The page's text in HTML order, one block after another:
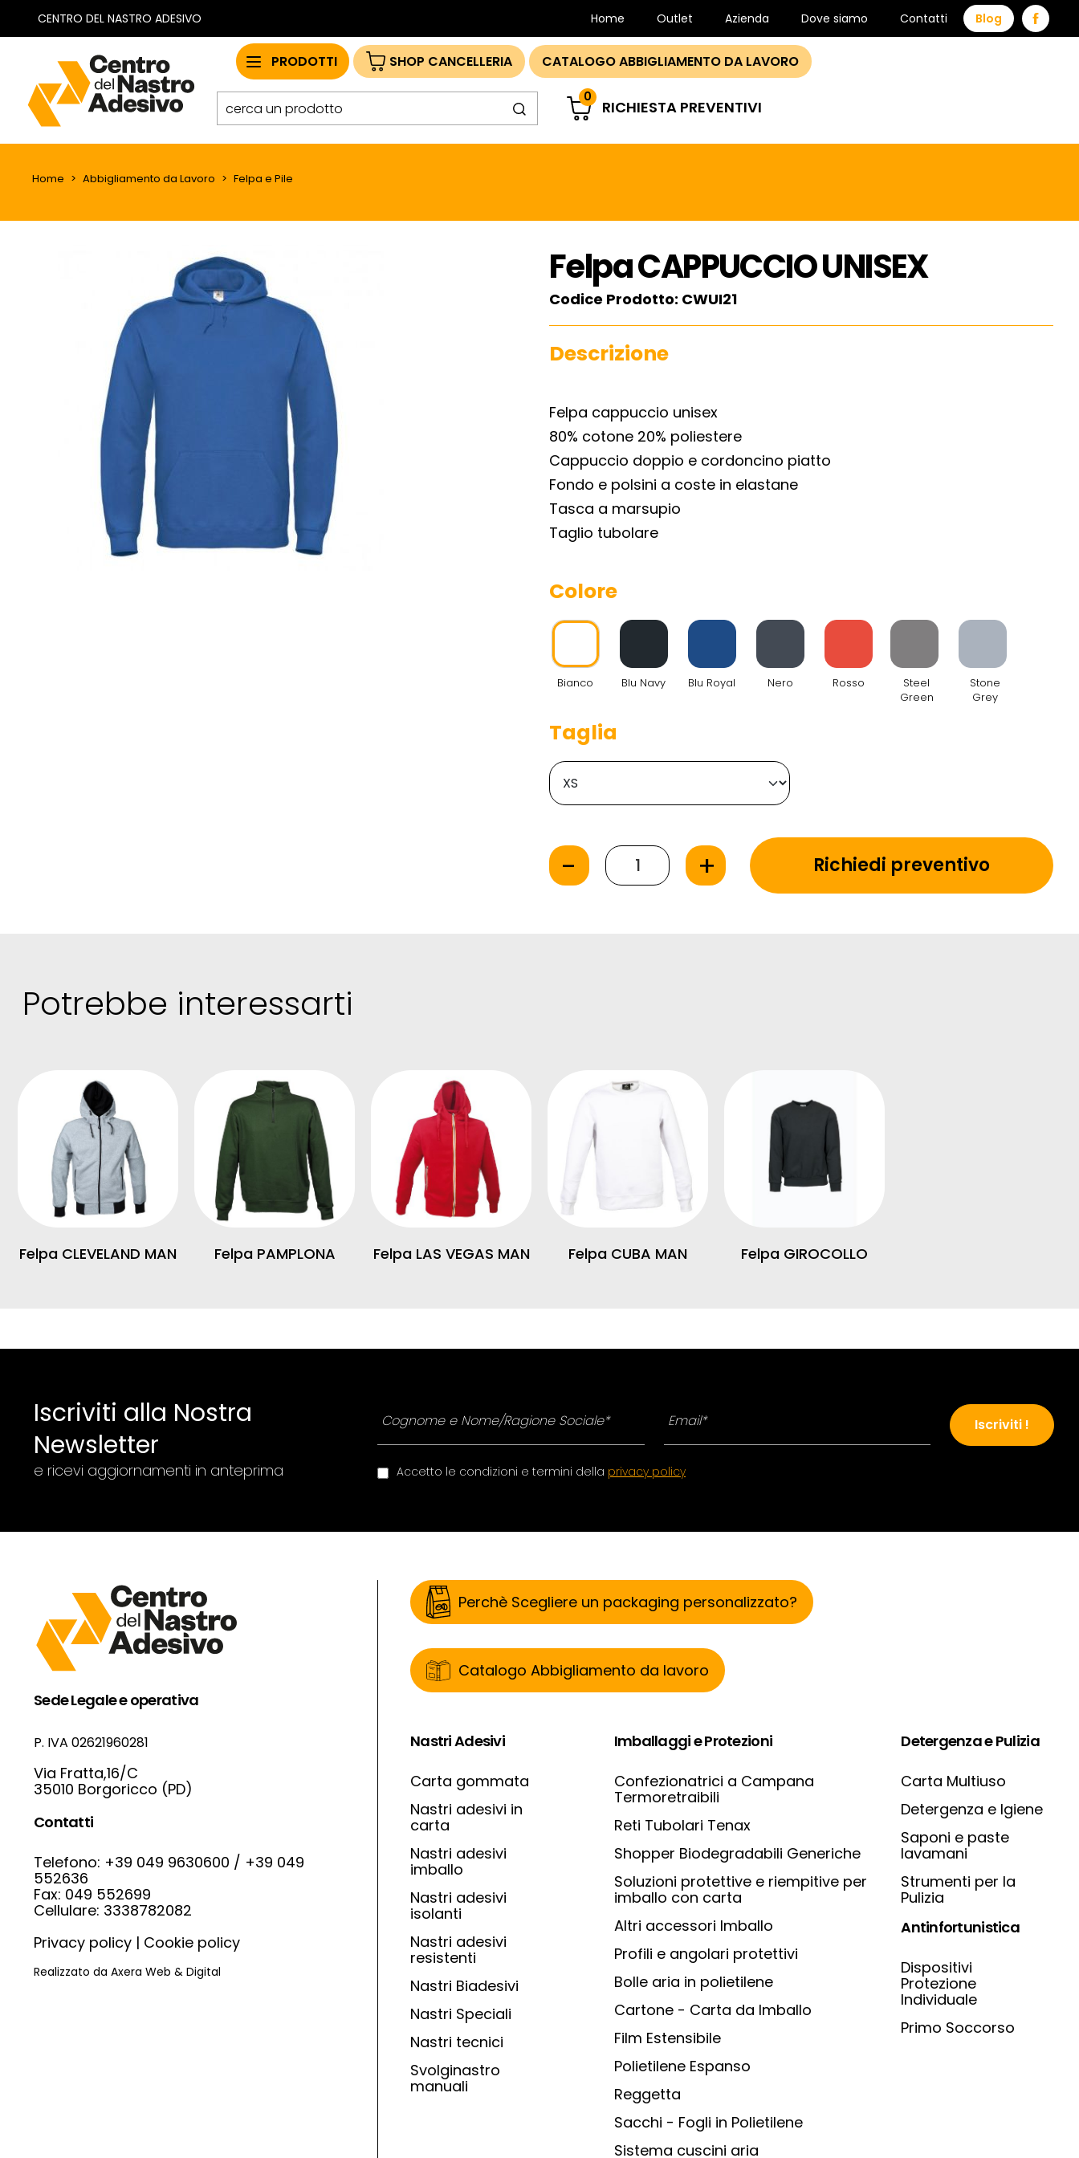
CENTRO DEL NASTRO ADESIVO Home Outlet Azienda Dove siamo Contatti Blog
PRODOTTI SHOP CANCELLERIA CATALOGO ABBIGLIAMENTO DA LAVORO
0
RICHIESTA PREVENTIVI
Home Abbigliamento da Lavoro Felpa e Pile
Felpa CAPPUCCIO UNISEX
Codice Prodotto: CWUI21
Descrizione
Felpa cappuccio unisex
80% cotone 20% poliestere
Cappuccio doppio e cordoncino piatto
Fondo e polsini a coste in elastane
Tasca a marsupio
Taglio tubolare
Colore
Bianco Blu Navy Blu Royal Nero Rosso
Steel
Green
Stone
Grey
Taglia
- + Richiedi preventivo
Potrebbe interessarti
Felpa CLEVELAND MAN Felpa PAMPLONA Felpa LAS VEGAS MAN Felpa CUBA MAN Felpa GIROCOLLO
Iscriviti alla Nostra
Newsletter
e ricevi aggiornamenti in anteprima
Iscriviti !
Accetto le condizioni e termini della privacy policy
Sede Legale e operativa
P. IVA 02621960281
Via Fratta,16/C
35010 Borgoricco (PD)
Contatti
Telefono: +39 049 9630600 / +39 049
552636
Fax: 049 552699
Cellulare: 3338782082
Privacy policy | Cookie policy
Realizzato da Axera Web & Digital
Perchè Scegliere un packaging personalizzato?
Catalogo Abbigliamento da lavoro
Nastri Adesivi
Carta gommata
Nastri adesivi in
carta
Nastri adesivi
imballo
Nastri adesivi
isolanti
Nastri adesivi
resistenti
Nastri Biadesivi
Nastri Speciali
Nastri tecnici
Svolginastro
manuali
Imballaggi e Protezioni
Confezionatrici a Campana
Termoretraibili
Reti Tubolari Tenax
Shopper Biodegradabili Generiche
Soluzioni protettive e riempitive per
imballo con carta
Altri accessori Imballo
Profili e angolari protettivi
Bolle aria in polietilene
Cartone - Carta da Imballo
Film Estensibile
Polietilene Espanso
Reggetta
Sacchi - Fogli in Polietilene
Sistema cuscini aria
Detergenza e Pulizia
Carta Multiuso
Detergenza e Igiene
Saponi e paste
lavamani
Strumenti per la
Pulizia
Antinfortunistica
Dispositivi
Protezione
Individuale
Primo Soccorso